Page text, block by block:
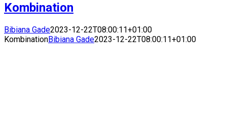
Kombination
Bibiana Gade2023-12-22T08:00:11+01:00
KombinationBibiana Gade2023-12-22T08:00:11+01:00